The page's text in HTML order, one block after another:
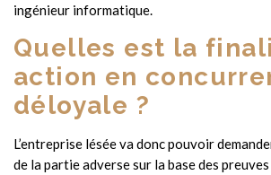
ingénieur informatique.
Quelles est la
action en
déloyale ?
L’entreprise lésée va donc pouvoir
de la partie adverse sur la base des